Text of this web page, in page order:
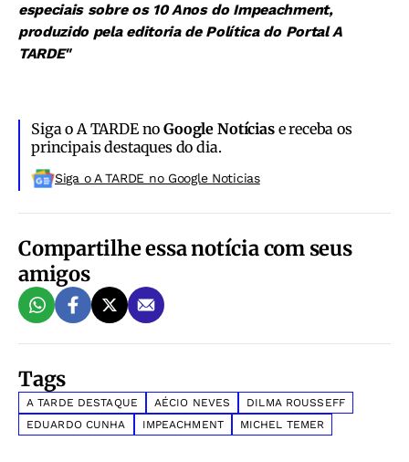
especiais sobre os 10 Anos do Impeachment,
produzido pela editoria de Política do Portal A
TARDE"
Siga o A TARDE noGoogle Notíciase receba os
principais destaques do dia.
Siga o A TARDE no Google Noticias
Compartilhe essa notícia com seus
amigos
Tags
A TARDE DESTAQUE AÉCIO NEVES
DILMA ROUSSEFF
EDUARDO CUNHA
IMPEACHMENT MICHEL TEMER